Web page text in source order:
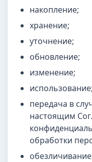
накопление;
хранение;
уточнение;
обновление;
изменение;
использование;
передача в
настоящим
обработки